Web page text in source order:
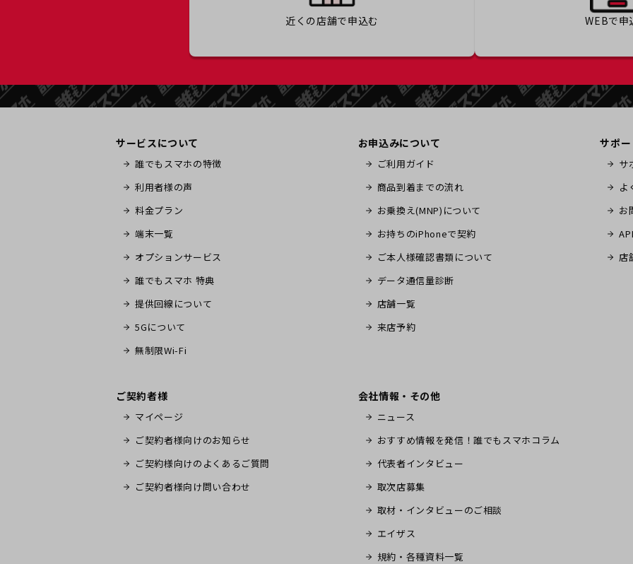
近くの店舗で申込む WEBで申
サービスについて
誰でもスマホの特徴
利用者様の声
料金プラン
端末一覧
オプションサービス
誰でもスマホ 特典
提供回線について
5Gについて
無制限Wi-Fi
お申込みについて
ご利用ガイド
商品到着までの流れ
お乗換え(MNP)について
お持ちのiPhoneで契約
ご本人様確認書類について
データ通信量診断
店舗一覧
来店予約
サポ
サ
よ
お
店
ご契約者様
マイページ
ご契約者様向けのお知らせ
ご契約様向けのよくあるご質問
ご契約者様向け問い合わせ
会社情報・その他
ニュース
おすすめ情報を発信！誰でもスマホコラム
代表者インタビュー
取次店募集
取材・インタビューのご相談
エイザス
規約・各種資料一覧